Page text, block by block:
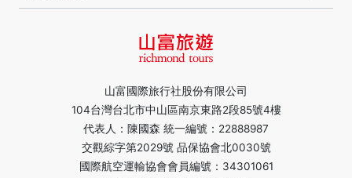
山富國際旅行社股份有限公司
104台灣台北市中山區南京東路2段85號4樓
代表人：陳國森 統一編號：22888987
交觀綜字第2029號 品保協會北0030號
國際航空運輸協會會員編號：34301061